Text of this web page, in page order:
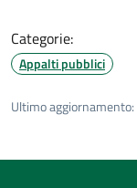
Categorie:
Appalti pubblici
Ultimo aggiornamento: